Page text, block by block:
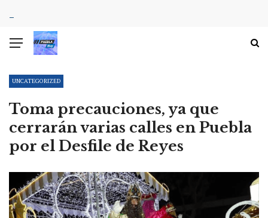
UNCATEGORIZED
Toma precauciones, ya que
cerrarán varias calles en Puebla
por el Desfile de Reyes